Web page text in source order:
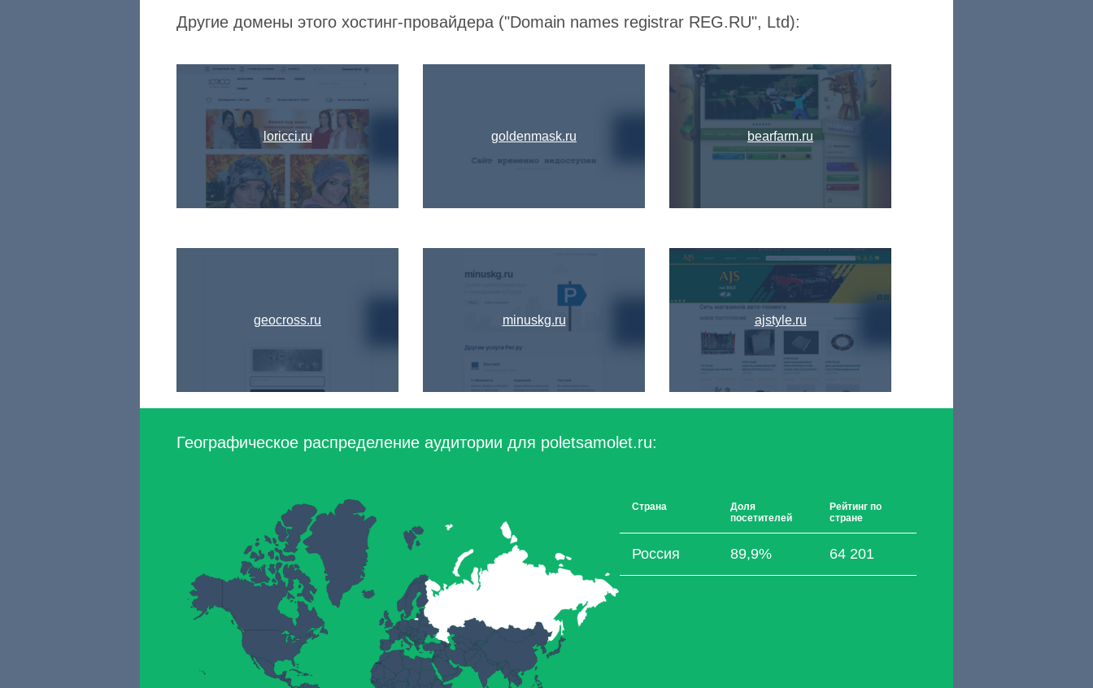
Другие домены этого хостинг-провайдера ("Domain names registrar REG.RU", Ltd):
loricci.ru
geocross.ru
goldenmask.ru
minuskg.ru
bearfarm.ru
ajstyle.ru
Географическое распределение аудитории для poletsamolet.ru:
Страна
Доля
посетителей
Рейтинг по
стране
Россия 89,9% 64 201